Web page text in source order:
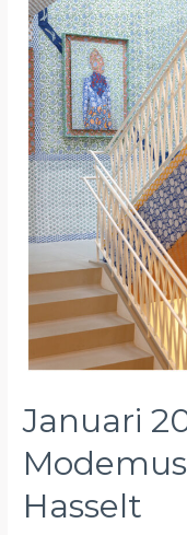
Januari
Hasselt